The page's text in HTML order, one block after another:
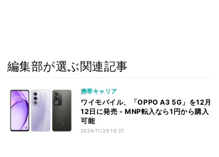
編集部が選ぶ関連記事
携帯キャリア
ワイモバイル、「OPPO A3 5G」を12月
12日に発売 - MNP転入なら1円から購入
可能
2024/11/29 16:27